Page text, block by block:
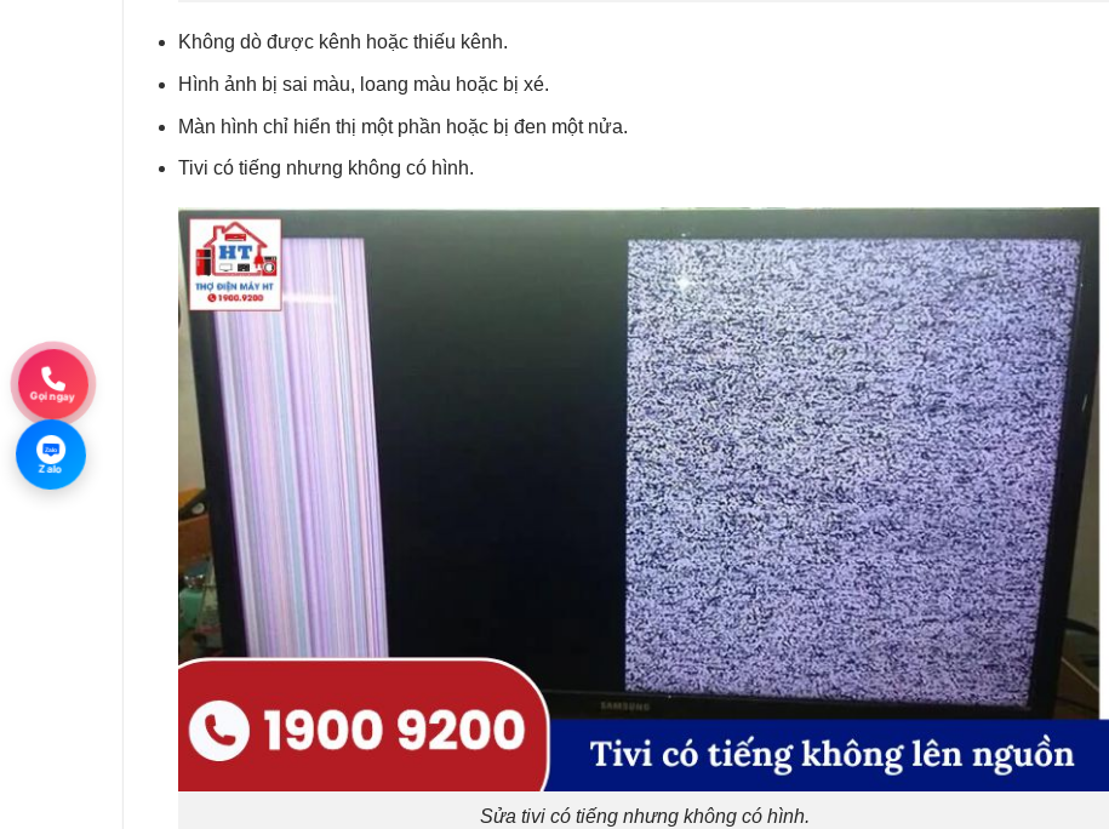
Không dò được kênh hoặc thiếu kênh.
Hình ảnh bị sai màu, loang màu hoặc bị xé.
Màn hình chỉ hiển thị một phần hoặc bị đen một nửa.
Tivi có tiếng nhưng không có hình.
Sửa tivi có tiếng nhưng không có hình.
Gọi ngay
Zalo
Zalo